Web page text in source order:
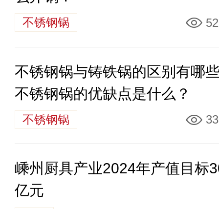
不锈钢锅
不锈钢锅与铸铁锅的区别有哪
不锈钢锅的优缺点是什么？
不锈钢锅
嵊州厨具产业2024年产值目标
亿元